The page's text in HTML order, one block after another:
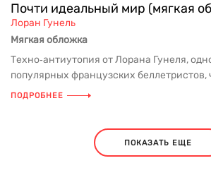
Почти идеальный мир (мягкая
Лоран Гунель
Мягкая обложка
Техно‑антиутопия от Лорана Гунеля,
популярных французских беллетристов,
ПОДРОБНЕЕ
ПОКАЗАТЬ ЕЩЕ